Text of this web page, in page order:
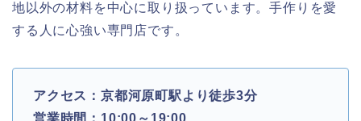
地以外の材料を中心に取り扱っています。手作りを愛
する人に心強い専門店です。
アクセス：京都河原町駅より徒歩3分
営業時間：10:00～19:00